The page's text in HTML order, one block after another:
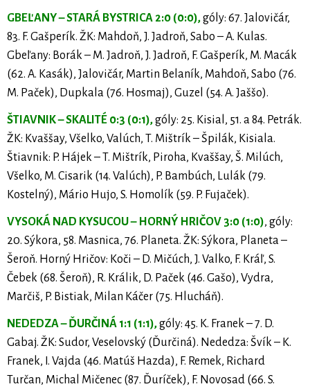
GBEĽANY – STARÁ BYSTRICA 2:0 (0:0), góly: 67. Jalovičár,
83. F. Gašperík. ŽK: Mahdoň, J. Jadroň, Sabo – A. Kulas.
Gbeľany: Borák – M. Jadroň, J. Jadroň, F. Gašperík, M. Macák
(62. A. Kasák), Jalovičár, Martin Belaník, Mahdoň, Sabo (76.
M. Paček), Dupkala (76. Hosmaj), Guzel (54. A. Jaššo).
ŠTIAVNIK – SKALITÉ 0:3 (0:1), góly: 25. Kisial, 51. a 84. Petrák.
ŽK: Kvaššay, Všelko, Valúch, T. Mištrík – Špilák, Kisiala.
Štiavnik: P. Hájek – T. Mištrík, Piroha, Kvaššay, Š. Milúch,
Všelko, M. Cisarik (14. Valúch), P. Bambúch, Lulák (79.
Kostelný), Mário Hujo, S. Homolík (59. P. Fujaček).
VYSOKÁ NAD KYSUCOU – HORNÝ HRIČOV 3:0 (1:0), góly:
20. Sýkora, 58. Masnica, 76. Planeta. ŽK: Sýkora, Planeta –
Šeroň. Horný Hričov: Koči – D. Mičúch, J. Valko, F. Kráľ, S.
Čebek (68. Šeroň), R. Králik, D. Paček (46. Gašo), Vydra,
Marčiš, P. Bistiak, Milan Káčer (75. Hlucháň).
NEDEDZA – ĎURČINÁ 1:1 (1:1), góly: 45. K. Franek – 7. D.
Gabaj. ŽK: Sudor, Veselovský (Ďurčiná). Nededza: Švík – K.
Franek, I. Vajda (46. Matúš Hazda), F. Remek, Richard
Turčan, Michal Mičenec (87. Ďuríček), F. Novosad (66. S.